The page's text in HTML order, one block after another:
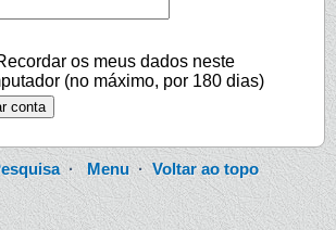
os meus dados neste
(no máximo, por 180 dias)
·Menu·Voltar ao topo